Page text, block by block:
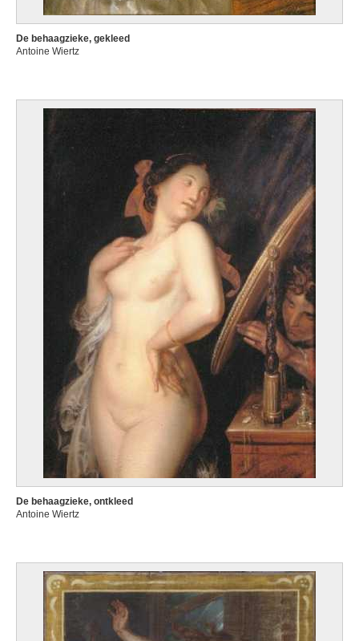
De behaagzieke, gekleed
Antoine Wiertz
De behaagzieke, ontkleed
Antoine Wiertz